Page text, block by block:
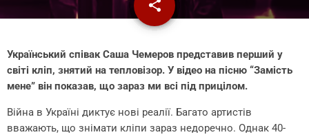
share
email
Український співак Саша Чемеров представив перший у
світі кліп, знятий на тепловізор. У відео на пісню “Замість
мене” він показав, що зараз ми всі під прицілом.
Війна в Україні диктує нові реалії. Багато артистів
вважають, що знімати кліпи зараз недоречно. Однак 40-